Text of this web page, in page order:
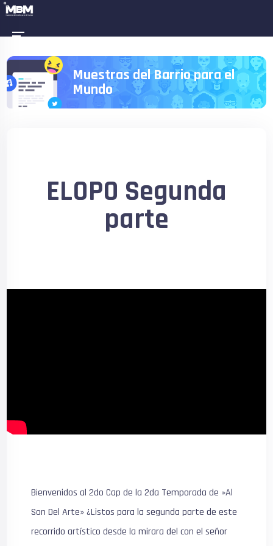
Muestras del Barrio para el
Mundo
ELOPO Segunda
parte
Bienvenidos al 2do Cap de la 2da Temporada de »Al
Son Del Arte» ¿Listos para la segunda parte de este
recorrido artístico desde la mirara del con el señor